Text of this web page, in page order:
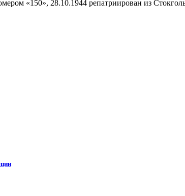
«150», 28.10.1944 репатриирован из